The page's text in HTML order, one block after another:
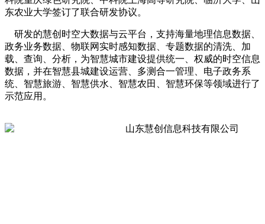
东农业大学签订了联合研发协议。
研发的慧创时空大数据与云平台，支持海量地理信息数据、
政务业务数据、物联网实时感知数据、专题数据的清洗、加
载、查询、分析，为智慧城市建设提供统一、权威的时空信息
数据，并在智慧县城建设运营、多测合一管理、电子政务系
统、智慧旅游、智慧供水、智慧农田、智慧环保等领域进行了
示范应用。